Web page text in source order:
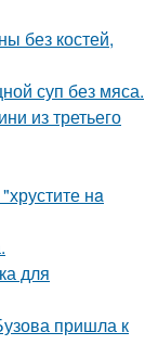
без костей,
суп без мяса.
из третьего
нa
для
пришла к